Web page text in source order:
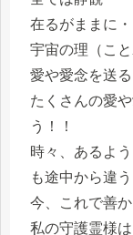
在るがままに・
宇宙の理（こ
愛や愛念を送
たくさんの愛
う！！
時々、あるよ
も途中から違
今、これで善
私の守護霊様